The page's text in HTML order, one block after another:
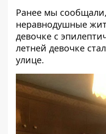
Ранее мы
неравнодушные
девочке с
летней девочке
улице.